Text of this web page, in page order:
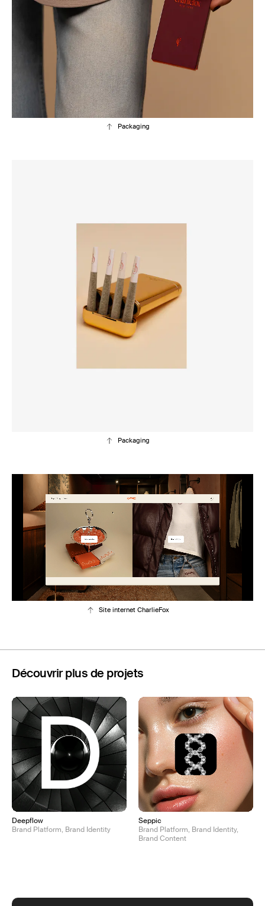
Packaging
Packaging
Site internet CharlieFox
Découvrir plus de projets
Deepflow
Brand Platform, Brand Identity
Seppic
Brand Platform, Brand Identity,
Brand Content